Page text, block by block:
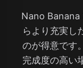
Nano Banana
らより充実し
のが得意です
完成度の高い